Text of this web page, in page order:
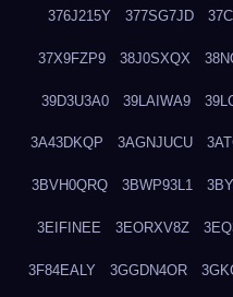
376J215Y 377SG7JD
37X9FZP9 38J0SXQX
39D3U3A0 39LAIWA9
3A43DKQP 3AGNJUCU
3BVH0QRQ 3BWP93L1
3EIFINEE 3EORXV8Z
3F84EALY 3GGDN4OR